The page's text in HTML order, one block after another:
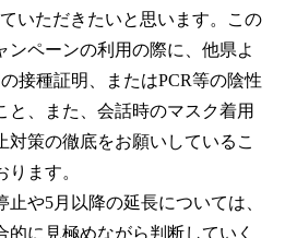
いただきたいと思います。この
ンペーンの利用の際に、他県よ
接種証明、またはPCR等の陰性
と、また、会話時のマスク着用
対策の徹底をお願いしているこ
ます。
や5月以降の延長については、
に見極めながら判断していく